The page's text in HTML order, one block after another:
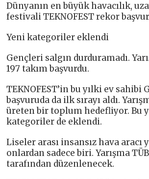
Dünyanın en büyük havacılık,
festivali TEKNOFEST rekor
Yeni kategoriler eklendi
Gençleri salgın durduramadı.
197 takım başvurdu.
TEKNOFEST’in bu yılki ev sahibi
başvuruda da ilk sırayı aldı.
üreten bir toplum hedefliyor. Bu
kategoriler de eklendi.
Liseler arası insansız hava aracı
onlardan sadece biri. Yarışma
tarafından düzenlenecek.